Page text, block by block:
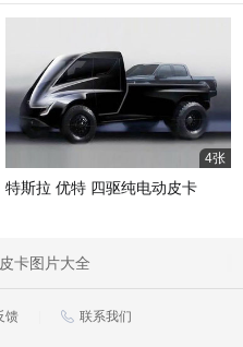
4张
特斯拉 优特 四驱纯电动皮卡
卡图片大全
馈 联系我们